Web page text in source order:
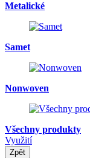
Metalické
Samet
Nonwoven
Všechny produkty
Využití
Zpět